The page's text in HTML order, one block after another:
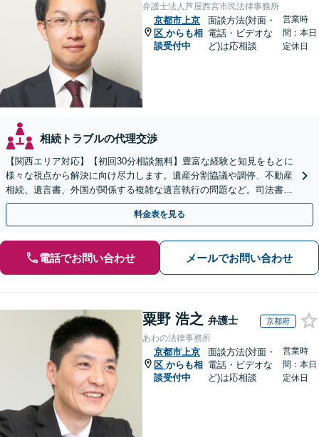
弁護士法人芦屋西宮市民法律事務所
京都市上京
区 からも相
談受付中
面談方法(対面・
電話・ビデオな
ど)は応相談
営業時
間：本日
定休日
相続トラブルの代理交渉
【関西エリア対応】【初回30分相談無料】豊富な経験と知見をもとに
様々な視点から解決に向け尽力します。遺産分割協議や調停、不動産
相続、遺言書、外国が関係する複雑な遺言執行の問題など。司法書士
や税理士とも連携し、円滑な解決を【オンライン面談可】
料金表を見る
電話でお問い合わせ メールでお問い合わせ
粟野 浩之 弁護士 京都府
あわの法律事務所
京都市上京
区 からも相
談受付中
面談方法(対面・
電話・ビデオな
ど)は応相談
営業時
間：本日
定休日